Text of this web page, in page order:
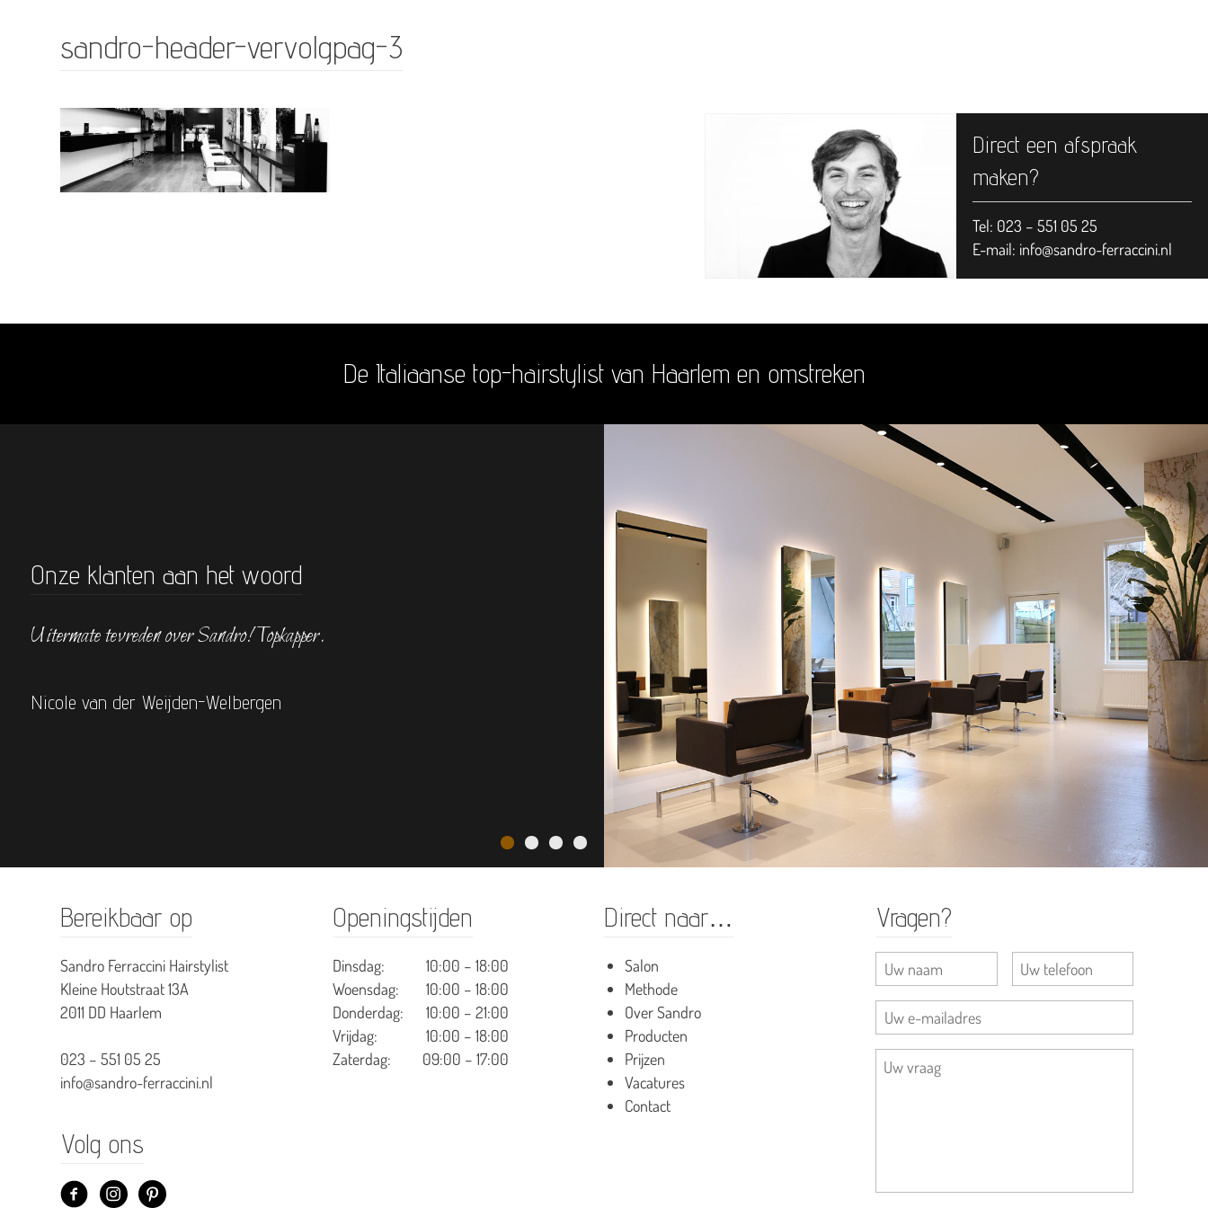
sandro-header-vervolgpag-3
Direct een afspraak
maken?
Tel: 023 – 551 05 25
E-mail: info@sandro-ferraccini.nl
De Italiaanse top-hairstylist van Haarlem en omstreken
Onze klanten aan het woord
Uitermate tevreden over Sandro! Topkapper.
Nicole van der Weijden-Welbergen
Bereikbaar op
Sandro Ferraccini Hairstylist
Kleine Houtstraat 13A
2011 DD Haarlem
023 – 551 05 25
info@sandro-ferraccini.nl
Openingstijden
Dinsdag:
10:00 – 18:00
Woensdag:
10:00 – 18:00
Donderdag:
10:00 – 21:00
Vrijdag:
10:00 – 18:00
Zaterdag:
09:00 – 17:00
Direct naar…
Salon
Methode
Over Sandro
Producten
Prijzen
Vacatures
Contact
Vragen?
Volg ons